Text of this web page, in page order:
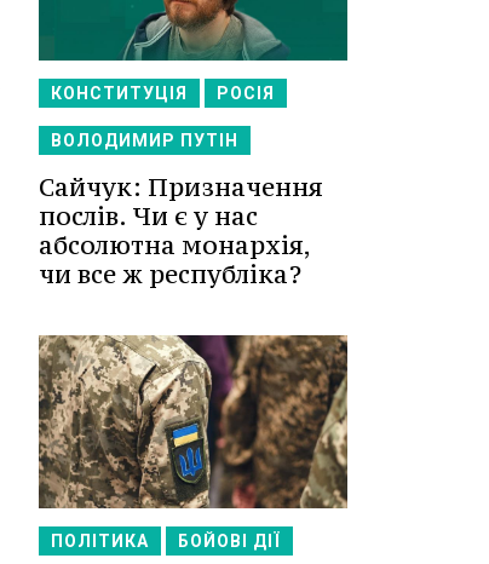
КОНСТИТУЦІЯ РОСІЯ
ВОЛОДИМИР ПУТІН
Сайчук: Призначення
послів. Чи є у нас
абсолютна монархія,
чи все ж республіка?
ПОЛІТИКА БОЙОВІ ДІЇ